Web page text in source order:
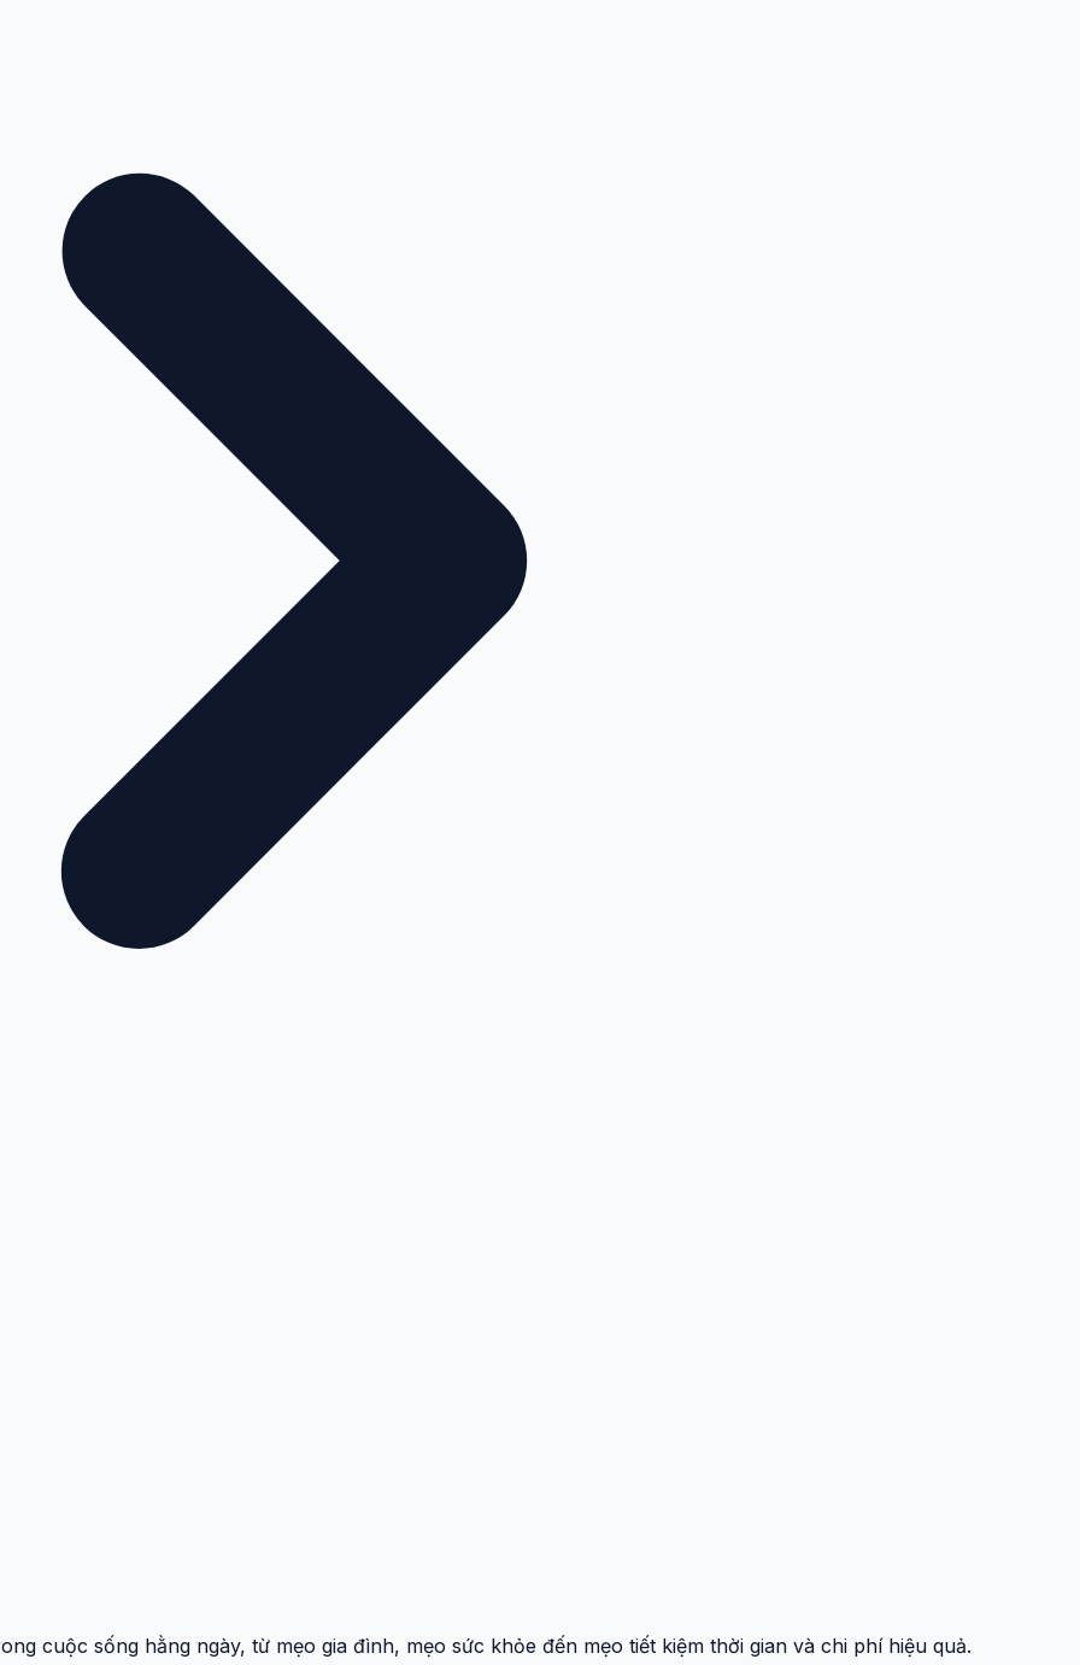
cuộc sống hằng ngày, từ mẹo gia đình, mẹo sức khỏe đến mẹo tiết kiệm thời gian và chi phí hiệu quả.